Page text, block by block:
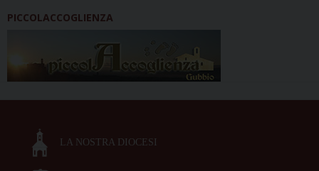
PICCOLACCOGLIENZA
LA NOSTRA DIOCESI